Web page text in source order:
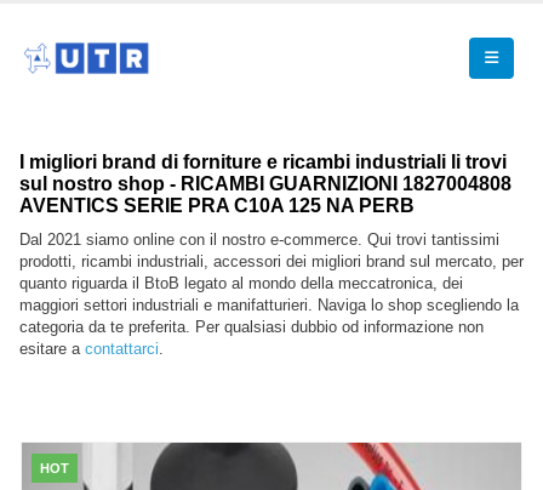
I migliori brand di forniture e ricambi industriali li trovi
sul nostro shop - RICAMBI GUARNIZIONI 1827004808
AVENTICS SERIE PRA C10A 125 NA PERB
Dal 2021 siamo online con il nostro e-commerce. Qui trovi tantissimi
prodotti, ricambi industriali, accessori dei migliori brand sul mercato, per
quanto riguarda il BtoB legato al mondo della meccatronica, dei
maggiori settori industriali e manifatturieri. Naviga lo shop scegliendo la
categoria da te preferita. Per qualsiasi dubbio od informazione non
esitare a contattarci.
HOT